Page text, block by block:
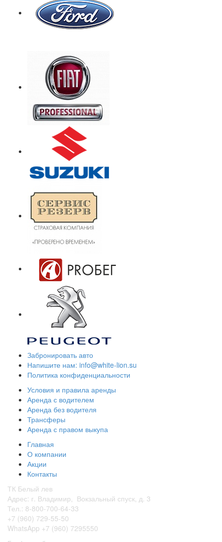
Забронировать авто
Напишите нам: info@white-lion.su
Политика конфиденциальности
Условия и правила аренды
Аренда с водителем
Аренда без водителя
Трансферы
Аренда с правом выкупа
Главная
О компании
Акции
Контакты
ТК Белый лев
Адрес: г. Владимир, Вокзальный спуск, д. 3
Тел.: 8-800-700-64-33
+7 (960) 729-55-50
WhatsApp +7 (960) 7295550